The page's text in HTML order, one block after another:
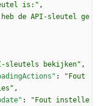
is:" ,
de API-sleutel ge
sleutels bekijken" ,
:
"Fout
,
:
"Fout instelle